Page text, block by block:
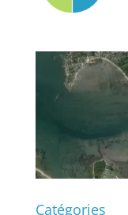
Catégories